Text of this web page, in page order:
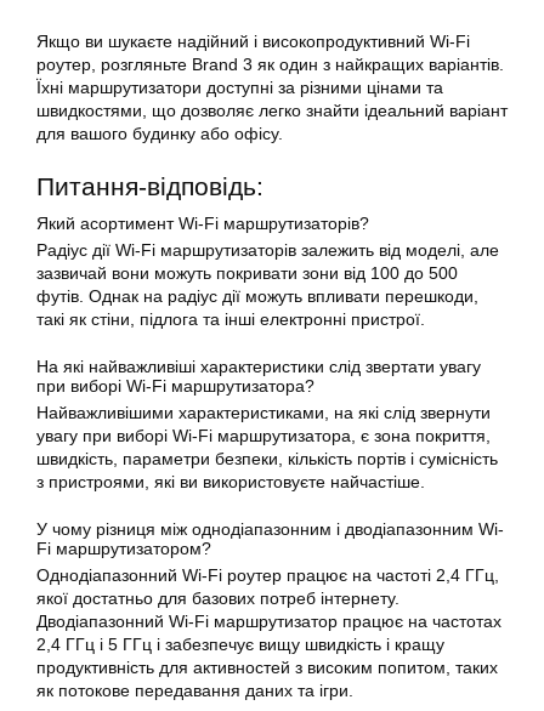
Якщо ви шукаєте надійний і високопродуктивний Wi-Fi
роутер, розгляньте Brand 3 як один з найкращих варіантів.
Їхні маршрутизатори доступні за різними цінами та
швидкостями, що дозволяє легко знайти ідеальний варіант
для вашого будинку або офісу.
Питання-відповідь:
Який асортимент Wi-Fi маршрутизаторів?
Радіус дії Wi-Fi маршрутизаторів залежить від моделі, але
зазвичай вони можуть покривати зони від 100 до 500
футів. Однак на радіус дії можуть впливати перешкоди,
такі як стіни, підлога та інші електронні пристрої.
На які найважливіші характеристики слід звертати увагу
при виборі Wi-Fi маршрутизатора?
Найважливішими характеристиками, на які слід звернути
увагу при виборі Wi-Fi маршрутизатора, є зона покриття,
швидкість, параметри безпеки, кількість портів і сумісність
з пристроями, які ви використовуєте найчастіше.
У чому різниця між однодіапазонним і дводіапазонним Wi-
Fi маршрутизатором?
Однодіапазонний Wi-Fi роутер працює на частоті 2,4 ГГц,
якої достатньо для базових потреб інтернету.
Дводіапазонний Wi-Fi маршрутизатор працює на частотах
2,4 ГГц і 5 ГГц і забезпечує вищу швидкість і кращу
продуктивність для активностей з високим попитом, таких
як потокове передавання даних та ігри.